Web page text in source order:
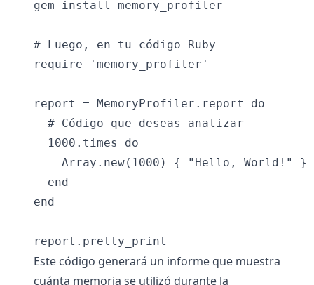
gem install memory_profiler
# Luego, en tu código Ruby
require 'memory_profiler'
report = MemoryProfiler.report do
  # Código que deseas analizar
  1000.times do
    Array.new(1000) { "Hello, World!" }
  end
end
Este código generará un informe que muestra
cuánta memoria se utilizó durante la